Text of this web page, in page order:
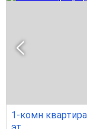
1-комн